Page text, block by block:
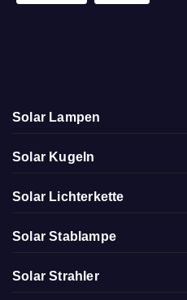
Solar Lampen
Solar Kugeln
Solar Lichterkette
Solar Stablampe
Solar Strahler